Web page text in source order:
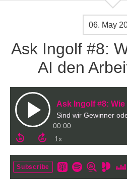
06. May
Ask Ingolf #8:
AI den
00:00
Subscribe